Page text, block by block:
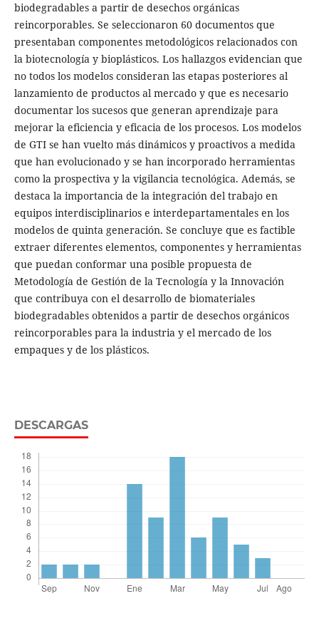
biodegradables a partir de desechos orgánicas
reincorporables. Se seleccionaron 60 documentos que
presentaban componentes metodológicos relacionados con
la biotecnología y bioplásticos. Los hallazgos evidencian que
no todos los modelos consideran las etapas posteriores al
lanzamiento de productos al mercado y que es necesario
documentar los sucesos que generan aprendizaje para
mejorar la eficiencia y eficacia de los procesos. Los modelos
de GTI se han vuelto más dinámicos y proactivos a medida
que han evolucionado y se han incorporado herramientas
como la prospectiva y la vigilancia tecnológica. Además, se
destaca la importancia de la integración del trabajo en
equipos interdisciplinarios e interdepartamentales en los
modelos de quinta generación. Se concluye que es factible
extraer diferentes elementos, componentes y herramientas
que puedan conformar una posible propuesta de
Metodología de Gestión de la Tecnología y la Innovación
que contribuya con el desarrollo de biomateriales
biodegradables obtenidos a partir de desechos orgánicos
reincorporables para la industria y el mercado de los
empaques y de los plásticos.
DESCARGAS